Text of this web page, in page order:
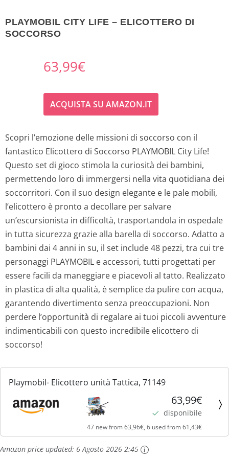
PLAYMOBIL CITY LIFE – ELICOTTERO DI
SOCCORSO
63,99€
ACQUISTA SU AMAZON.IT
Scopri l’emozione delle missioni di soccorso con il
fantastico Elicottero di Soccorso PLAYMOBIL City Life!
Questo set di gioco stimola la curiosità dei bambini,
permettendo loro di immergersi nella vita quotidiana dei
soccorritori. Con il suo design elegante e le pale mobili,
l’elicottero è pronto a decollare per salvare
un’escursionista in difficoltà, trasportandola in ospedale
in tutta sicurezza grazie alla barella di soccorso. Adatto a
bambini dai 4 anni in su, il set include 48 pezzi, tra cui tre
personaggi PLAYMOBIL e accessori, tutti progettati per
essere facili da maneggiare e piacevoli al tatto. Realizzato
in plastica di alta qualità, è semplice da pulire con acqua,
garantendo divertimento senza preoccupazioni. Non
perdere l’opportunità di regalare ai tuoi piccoli avventure
indimenticabili con questo incredibile elicottero di
soccorso!
Playmobil- Elicottero unità Tattica, 71149
63,99€
disponibile
47 new from 63,96€, 6 used from 61,43€
Amazon price updated: 6 Agosto 2026 2:45